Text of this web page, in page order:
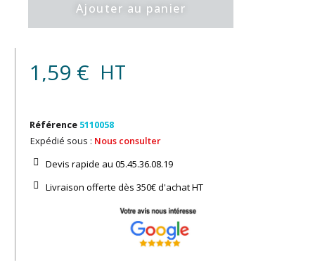
Ajouter au panier
1,59 € HT
Référence 5110058
Expédié sous : Nous consulter
Devis rapide au 05.45.36.08.19​
Livraison offerte dès 350€ d'achat​ HT